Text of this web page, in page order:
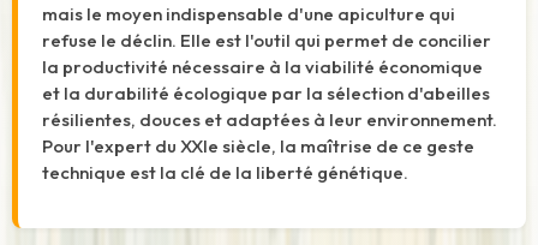
mais le moyen indispensable d'une apiculture qui
refuse le déclin. Elle est l'outil qui permet de concilier
la productivité nécessaire à la viabilité économique
et la durabilité écologique par la sélection d'abeilles
résilientes, douces et adaptées à leur environnement.
Pour l'expert du XXIe siècle, la maîtrise de ce geste
technique est la clé de la liberté génétique.